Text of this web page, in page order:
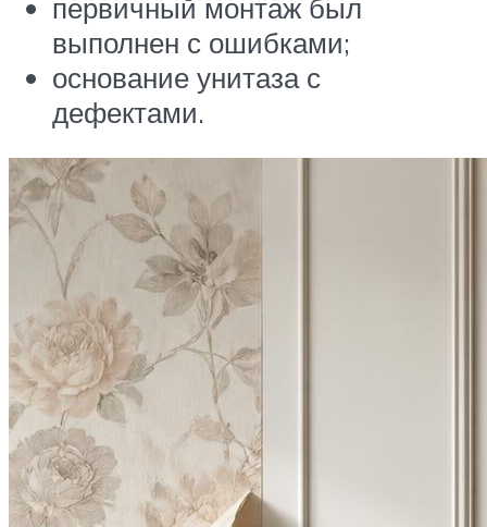
первичный монтаж был
выполнен с ошибками;
основание унитаза с
дефектами.